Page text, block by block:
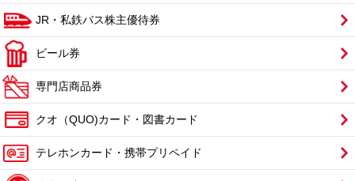
JR・私鉄バス株主優待券
ビール券
専門店商品券
クオ（QUO)カード・図書カード
テレホンカード・携帯プリペイド